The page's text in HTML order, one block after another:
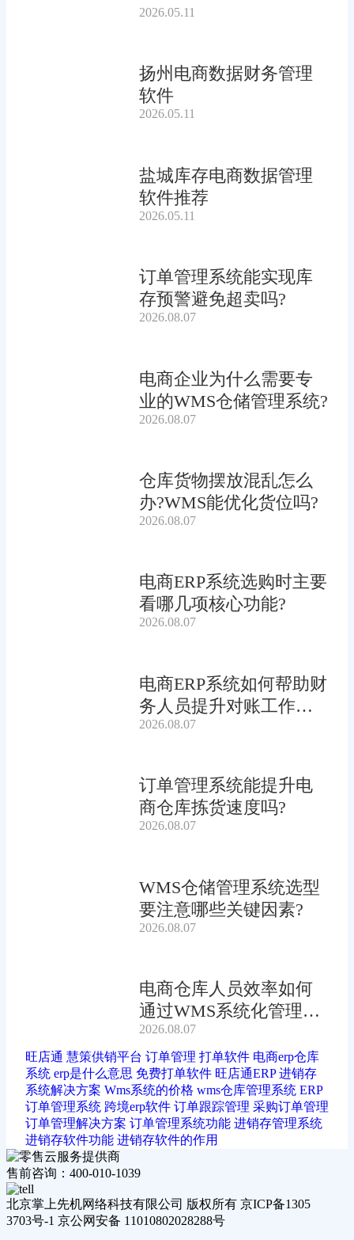
2026.05.11
扬州电商数据财务管理
软件
2026.05.11
盐城库存电商数据管理
软件推荐
2026.05.11
订单管理系统能实现库
存预警避免超卖吗?
2026.08.07
电商企业为什么需要专
业的WMS仓储管理系统?
2026.08.07
仓库货物摆放混乱怎么
办?WMS能优化货位吗?
2026.08.07
电商ERP系统选购时主要
看哪几项核心功能?
2026.08.07
电商ERP系统如何帮助财
务人员提升对账工作效
率?
2026.08.07
订单管理系统能提升电
商仓库拣货速度吗?
2026.08.07
WMS仓储管理系统选型
要注意哪些关键因素?
2026.08.07
电商仓库人员效率如何
通过WMS系统化管理提
升?
2026.08.07
旺店通 慧策供销平台 订单管理 打单软件 电商erp仓库
系统 erp是什么意思 免费打单软件 旺店通ERP 进销存
系统解决方案 Wms系统的价格 wms仓库管理系统 ERP
订单管理系统 跨境erp软件 订单跟踪管理 采购订单管理
订单管理解决方案 订单管理系统功能 进销存管理系统
进销存软件功能 进销存软件的作用
售前咨询：400-010-1039
北京掌上先机网络科技有限公司 版权所有 京ICP备1305
3703号-1 京公网安备 11010802028288号